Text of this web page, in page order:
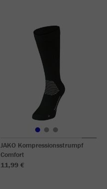
JAKO Kompressionsstrumpf
Comfort
11,99 €